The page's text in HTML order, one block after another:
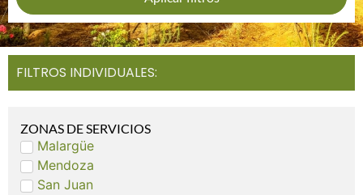
FILTROS INDIVIDUALES:
ZONAS DE SERVICIOS
Malargüe
Mendoza
San Juan